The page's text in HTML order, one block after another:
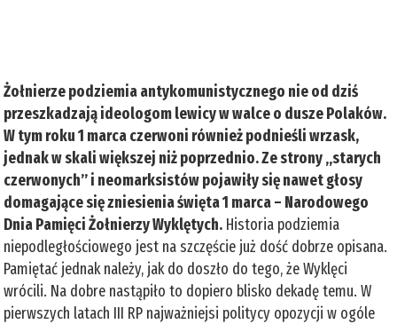
Żołnierze podziemia antykomunistycznego nie od dziś
przeszkadzają ideologom lewicy w walce o dusze Polaków.
W tym roku 1 marca czerwoni również podnieśli wrzask,
jednak w skali większej niż poprzednio. Ze strony „starych
czerwonych” i neomarksistów pojawiły się nawet głosy
domagające się zniesienia święta 1 marca – Narodowego
Dnia Pamięci Żołnierzy Wyklętych. Historia podziemia
niepodległościowego jest na szczęście już dość dobrze opisana.
Pamiętać jednak należy, jak do doszło do tego, że Wyklęci
wrócili. Na dobre nastąpiło to dopiero blisko dekadę temu. W
pierwszych latach III RP najważniejsi politycy opozycji w ogóle